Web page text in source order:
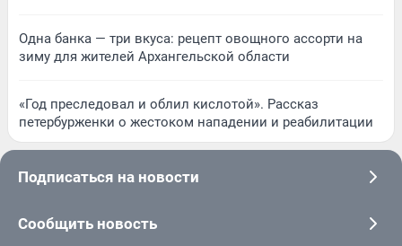
Одна банка — три вкуса: рецепт овощного ассорти на
зиму для жителей Архангельской области
«Год преследовал и облил кислотой». Рассказ
петербурженки о жестоком нападении и реабилитации
Подписаться на новости
Сообщить новость